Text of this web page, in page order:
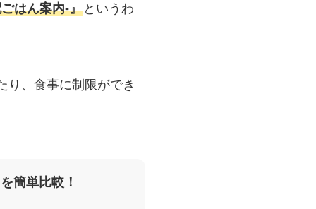
はん案内‐』 というわ
り、食事に制限ができ
簡単比較！